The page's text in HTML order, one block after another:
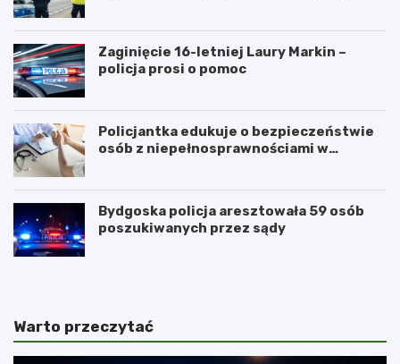
Zaginięcie 16-letniej Laury Markin –
policja prosi o pomoc
Policjantka edukuje o bezpieczeństwie
osób z niepełnosprawnościami w
Bydgoska policja aresztowała 59 osób
poszukiwanych przez sądy
Warto przeczytać